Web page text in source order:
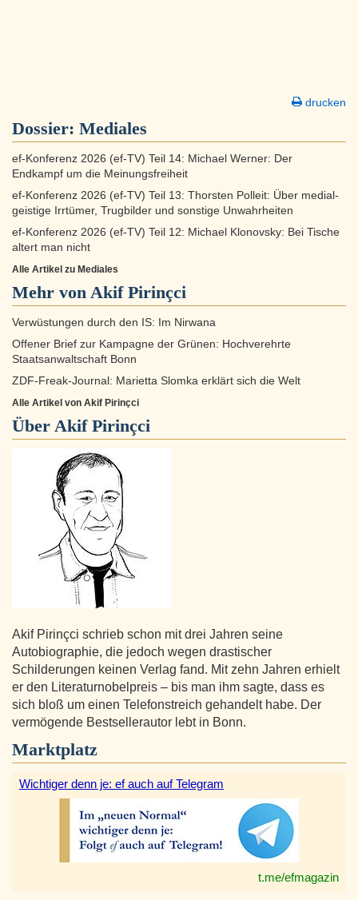
drucken
Dossier: Mediales
ef-Konferenz 2026 (ef-TV) Teil 14: Michael Werner: Der
Endkampf um die Meinungsfreiheit
ef-Konferenz 2026 (ef-TV) Teil 13: Thorsten Polleit: Über medial-
geistige Irrtümer, Trugbilder und sonstige Unwahrheiten
ef-Konferenz 2026 (ef-TV) Teil 12: Michael Klonovsky: Bei Tische
altert man nicht
Alle Artikel zu Mediales
Mehr von Akif Pirinçci
Verwüstungen durch den IS: Im Nirwana
Offener Brief zur Kampagne der Grünen: Hochverehrte
Staatsanwaltschaft Bonn
ZDF-Freak-Journal: Marietta Slomka erklärt sich die Welt
Alle Artikel von Akif Pirinçci
Über Akif Pirinçci
Akif Pirinçci schrieb schon mit drei Jahren seine
Autobiographie, die jedoch wegen drastischer
Schilderungen keinen Verlag fand. Mit zehn Jahren erhielt
er den Literaturnobelpreis – bis man ihm sagte, dass es
sich bloß um einen Telefonstreich gehandelt habe. Der
vermögende Bestsellerautor lebt in Bonn.
Marktplatz
Wichtiger denn je: ef auch auf Telegram
t.me/efmagazin